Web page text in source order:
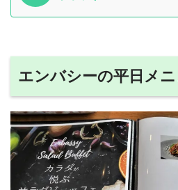
エンバシーの平日メ